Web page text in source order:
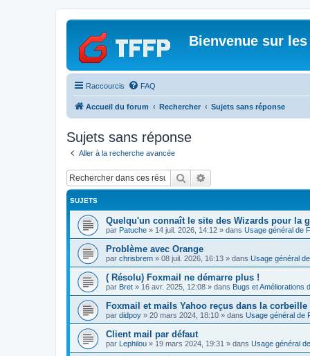
Bienvenue sur
Raccourcis FAQ
Accueil du forum Rechercher Sujets sans réponse
Sujets sans réponse
Aller à la recherche avancée
Rechercher
SUJETS
Quelqu'un connaît le site des Wizards pour la
par Patuche » 14 juil. 2026, 14:12 » dans Usage général de
Problème avec Orange
par chrisbrem » 08 juil. 2026, 16:13 » dans Usage général
( Résolu) Foxmail ne démarre plus !
par Bret » 16 avr. 2025, 12:08 » dans Bugs et Améliorations
Foxmail et mails Yahoo reçus dans la corbeille
par didpoy » 20 mars 2024, 18:10 » dans Usage général de
Client mail par défaut
par Lephilou » 19 mars 2024, 19:31 » dans Usage général